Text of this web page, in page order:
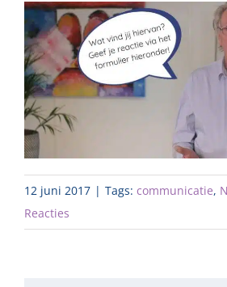
12 juni 2017 | Tags: communicatie,
Reacties